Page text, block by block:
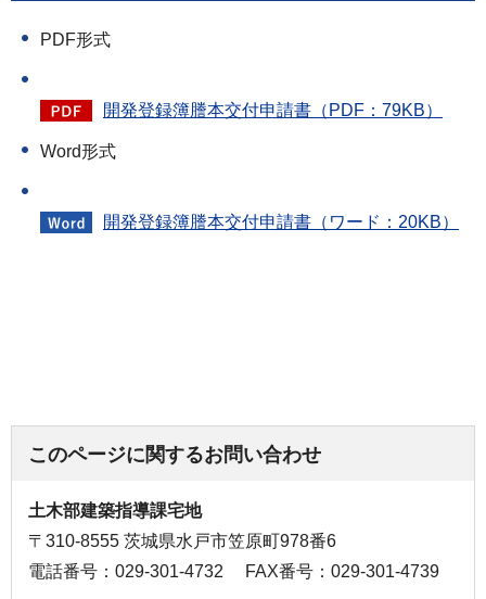
PDF形式
開発登録簿謄本交付申請書（PDF：79KB）
Word形式
開発登録簿謄本交付申請書（ワード：20KB）
このページに関するお問い合わせ
土木部建築指導課宅地
〒310-8555 茨城県水戸市笠原町978番6
電話番号：029-301-4732
FAX番号：029-301-4739